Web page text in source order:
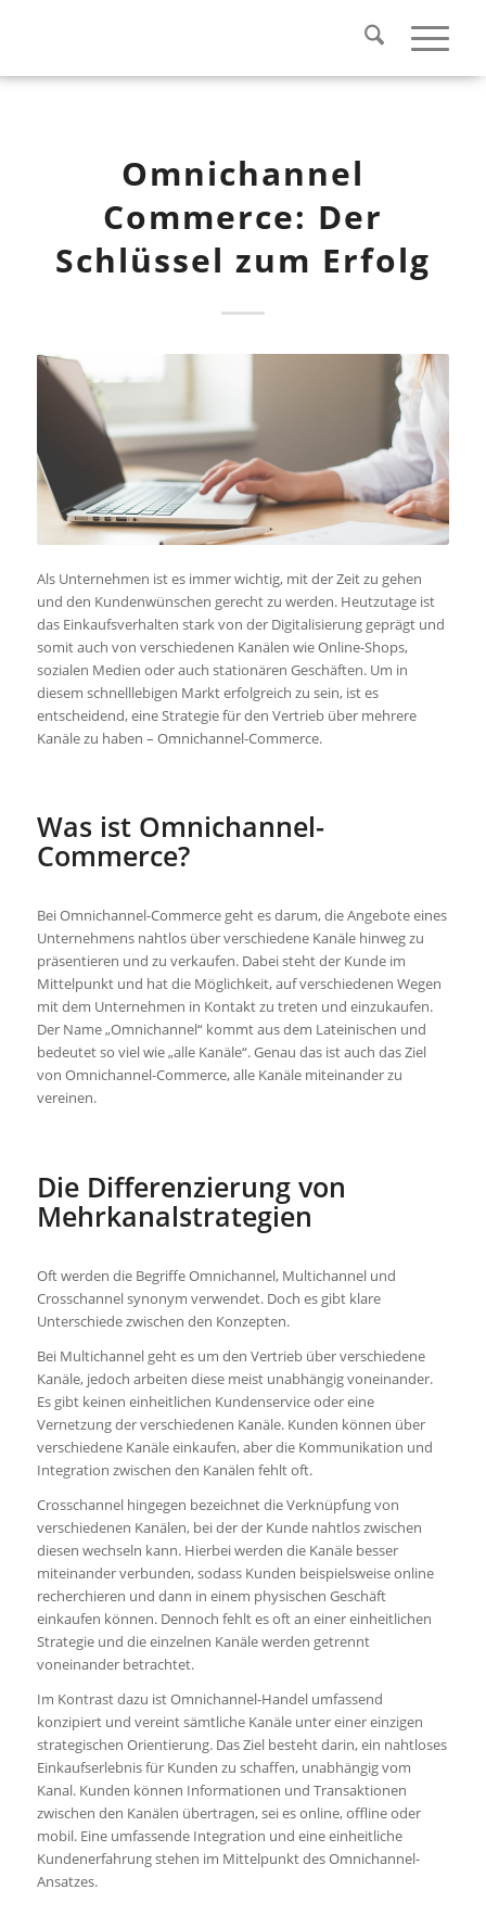
Omnichannel
Commerce: Der
Schlüssel zum Erfolg
Als Unternehmen ist es immer wichtig, mit der Zeit zu gehen
und den Kundenwünschen gerecht zu werden. Heutzutage ist
das Einkaufsverhalten stark von der Digitalisierung geprägt und
somit auch von verschiedenen Kanälen wie Online-Shops,
sozialen Medien oder auch stationären Geschäften. Um in
diesem schnelllebigen Markt erfolgreich zu sein, ist es
entscheidend, eine Strategie für den Vertrieb über mehrere
Kanäle zu haben – Omnichannel-Commerce.
Was ist Omnichannel-
Commerce?
Bei Omnichannel-Commerce geht es darum, die Angebote eines
Unternehmens nahtlos über verschiedene Kanäle hinweg zu
präsentieren und zu verkaufen. Dabei steht der Kunde im
Mittelpunkt und hat die Möglichkeit, auf verschiedenen Wegen
mit dem Unternehmen in Kontakt zu treten und einzukaufen.
Der Name „Omnichannel“ kommt aus dem Lateinischen und
bedeutet so viel wie „alle Kanäle“. Genau das ist auch das Ziel
von Omnichannel-Commerce, alle Kanäle miteinander zu
vereinen.
Die Differenzierung von
Mehrkanalstrategien
Oft werden die Begriffe Omnichannel, Multichannel und
Crosschannel synonym verwendet. Doch es gibt klare
Unterschiede zwischen den Konzepten.
Bei Multichannel geht es um den Vertrieb über verschiedene
Kanäle, jedoch arbeiten diese meist unabhängig voneinander.
Es gibt keinen einheitlichen Kundenservice oder eine
Vernetzung der verschiedenen Kanäle. Kunden können über
verschiedene Kanäle einkaufen, aber die Kommunikation und
Integration zwischen den Kanälen fehlt oft.
Crosschannel hingegen bezeichnet die Verknüpfung von
verschiedenen Kanälen, bei der der Kunde nahtlos zwischen
diesen wechseln kann. Hierbei werden die Kanäle besser
miteinander verbunden, sodass Kunden beispielsweise online
recherchieren und dann in einem physischen Geschäft
einkaufen können. Dennoch fehlt es oft an einer einheitlichen
Strategie und die einzelnen Kanäle werden getrennt
voneinander betrachtet.
Im Kontrast dazu ist Omnichannel-Handel umfassend
konzipiert und vereint sämtliche Kanäle unter einer einzigen
strategischen Orientierung. Das Ziel besteht darin, ein nahtloses
Einkaufserlebnis für Kunden zu schaffen, unabhängig vom
Kanal. Kunden können Informationen und Transaktionen
zwischen den Kanälen übertragen, sei es online, offline oder
mobil. Eine umfassende Integration und eine einheitliche
Kundenerfahrung stehen im Mittelpunkt des Omnichannel-
Ansatzes.